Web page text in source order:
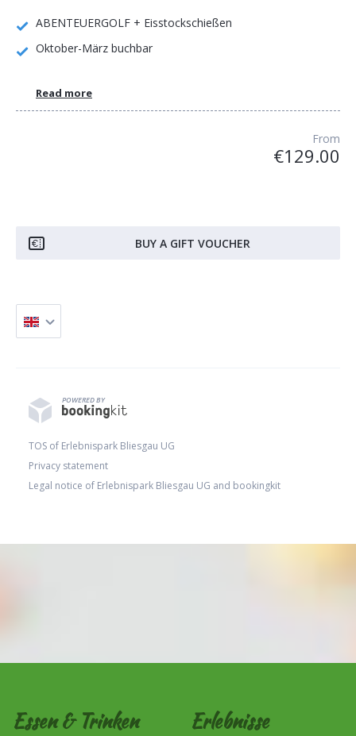
ABENTEUERGOLF + Eisstockschießen
Oktober-März buchbar
Read more
From
€129.00
BUY A GIFT VOUCHER
POWERED BY
TOS of Erlebnispark Bliesgau UG
Privacy statement
Legal notice of Erlebnispark Bliesgau UG and bookingkit
Essen & Trinken Erlebnisse